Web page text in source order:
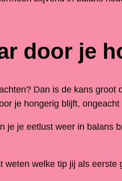
door je
Dan is de kans
je hongerig blijft,
je eetlust weer in balans
welke tip jij als